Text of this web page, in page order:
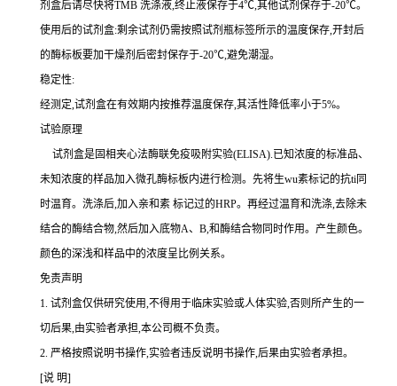
剂盒后请尽快将TMB 洗涤液,终止液保存于4℃,其他试剂保存于-20℃。
使用后的试剂盒:剩余试剂仍需按照试剂瓶标签所示的温度保存,开封后
的酶标板要加干燥剂后密封保存于-20℃,避免潮湿。
稳定性:
经测定,试剂盒在有效期内按推荐温度保存,其活性降低率小于5%。
试验原理
试剂盒是固相夹心法酶联免疫吸附实验(ELISA).已知浓度的标准品、
未知浓度的样品加入微孔酶标板内进行检测。先将生wu素标记的抗ti 同
时温育。洗涤后,加入亲和素 标记过的HRP。再经过温育和洗涤,去除未
结合的酶结合物,然后加入底物A、B,和酶结合物同时作用。产生颜色。
颜色的深浅和样品中的浓度呈比例关系。
免责声明
1. 试剂盒仅供研究使用,不得用于临床实验或人体实验,否则所产生的一
切后果,由实验者承担,本公司概不负责。
2. 严格按照说明书操作,实验者违反说明书操作,后果由实验者承担。
[说 明]